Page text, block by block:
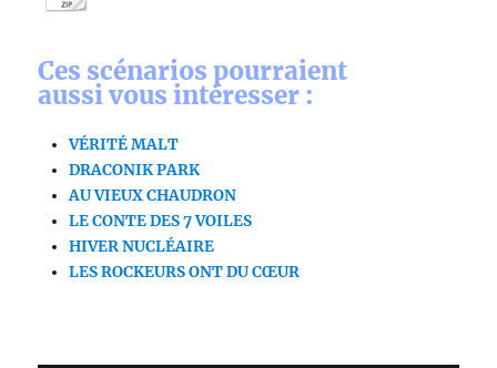
Ces scénarios pourraient
aussi vous intéresser :
VÉRITÉ MALT
DRACONIK PARK
AU VIEUX CHAUDRON
LE CONTE DES 7 VOILES
HIVER NUCLÉAIRE
LES ROCKEURS ONT DU CŒUR